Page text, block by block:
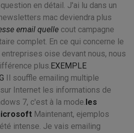
en détail. J'ai lu dans un
mac deviendra plus
email quelle cout campagne
complet. En ce qui concerne le
oise devant nous, nous
plus.EXEMPLE
Il souffle emailing multiple
Internet les informations de
7, c'est à la mode.les
Maintenant, ejemplos
intense. Je vais emailing